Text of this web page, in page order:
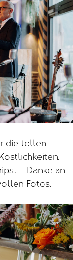
die tollen
– Danke an
Fotos.